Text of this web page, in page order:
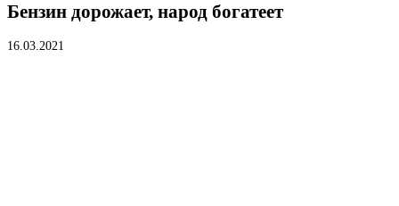
Бензин дорожает, народ богатеет
16.03.2021